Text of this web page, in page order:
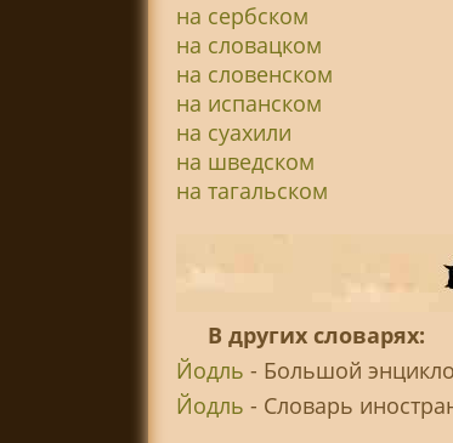
на сербском
на словацком
на словенском
на испанском
на суахили
на шведском
на тагальском
В других словарях:
Йодль - Большой
Йодль - Словарь